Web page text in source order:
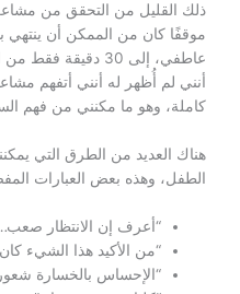
ذلك القليل من التحقق من
موقفًا كان من الممكن أن ينتهي
عاطفي، إلى 30
أنني لم أُظهر له أنني أتفهم
كاملة، وهو ما مكنني من فهم
هناك العديد من الطرق التي
الطفل، وهذه بعض العبارات
“أعرف إن الانتظار
“من الأكيد هذا الشيء
“الإحساس بالخسارة